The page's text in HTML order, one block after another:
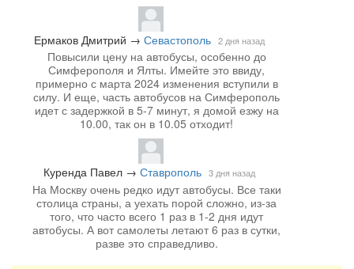
Ермаков Дмитрий → Севастополь 2 дня назад
Повысили цену на автобусы, особенно до
Симферополя и Ялты. Имейте это ввиду,
примерно с марта 2024 изменения вступили в
силу. И еще, часть автобусов на Симферополь
идет с задержкой в 5-7 минут, я домой езжу на
10.00, так он в 10.05 отходит!
Куренда Павел→ Ставрополь 3 дня назад
На Москву очень редко идут автобусы. Все таки
столица страны, а уехать порой сложно, из-за
того, что часто всего 1 раз в 1-2 дня идут
автобусы. А вот самолеты летают 6 раз в сутки,
разве это справедливо.